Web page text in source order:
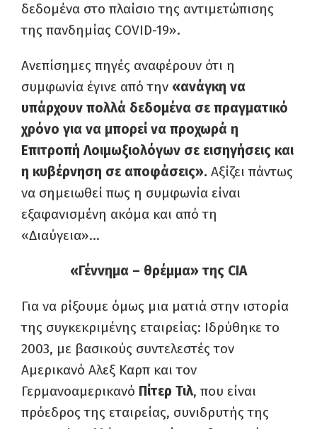
δεδομένα στο πλαίσιο της αντιμετώπισης
της πανδημίας COVID-19».
Ανεπίσημες πηγές αναφέρουν ότι η
συμφωνία έγινε από την «ανάγκη να
υπάρχουν πολλά δεδομένα σε πραγματικό
χρόνο για να μπορεί να προχωρά η
Επιτροπή Λοιμωξιολόγων σε εισηγήσεις και
η κυβέρνηση σε αποφάσεις». Αξίζει πάντως
να σημειωθεί πως η συμφωνία είναι
εξαφανισμένη ακόμα και από τη
«Διαύγεια»…
«Γέννημα – θρέμμα» της CIA
Για να ρίξουμε όμως μια ματιά στην ιστορία
της συγκεκριμένης εταιρείας: Ιδρύθηκε το
2003, με βασικούς συντελεστές τον
Αμερικανό Αλεξ Καρπ και τον
Γερμανοαμερικανό Πίτερ Τιλ, που είναι
πρόεδρος της εταιρείας, συνιδρυτής της